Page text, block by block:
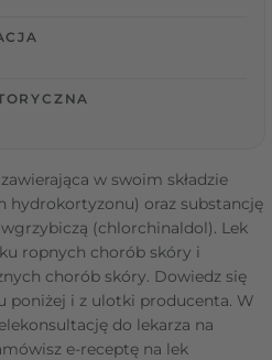
w swoim składzie
oraz substancję
(chlorchinaldol). Lek
ropnych chorób skóry i
chorób skóry. Dowiedz się
poniżej i z ulotki producenta. W
do lekarza na
e-receptę na lek